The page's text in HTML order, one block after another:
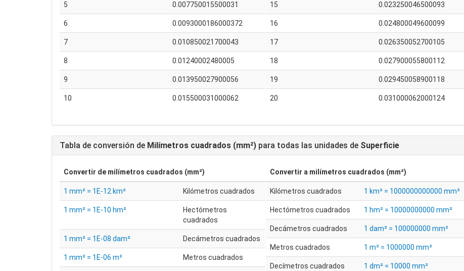
5 0.007750015500031
6 0.0093000186000372
7 0.010850021700043
8 0.01240002480005
9 0.013950027900056
10 0.015500031000062
15 0.023250046500093
16 0.024800049600099
17 0.026350052700105
18 0.027900055800112
19 0.029450058900118
20 0.031000062000124
Tabla de conversión de Milímetros cuadrados (mm²) para todas las unidades de Superficie
Convertir de milímetros cuadrados (mm²)
1 mm² = 1E-12 km² Kilómetros cuadrados
1 mm² = 1E-10 hm²
Hectómetros
cuadrados
1 mm² = 1E-08 dam² Decámetros cuadrados
1 mm² = 1E-06 m² Metros cuadrados
Convertir a milímetros cuadrados (mm²)
Kilómetros cuadrados 1 km² = 1000000000000 mm²
Hectómetros cuadrados 1 hm² = 10000000000 mm²
Decámetros cuadrados 1 dam² = 100000000 mm²
Metros cuadrados 1 m² = 1000000 mm²
Decímetros cuadrados 1 dm² = 10000 mm²